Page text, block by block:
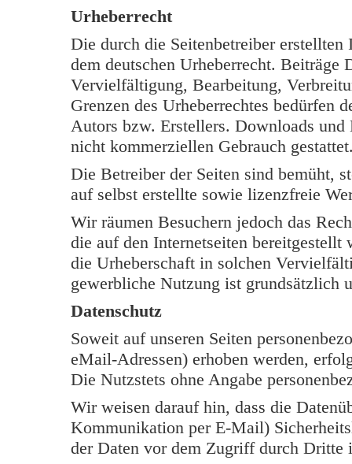
Urheberrecht
Die durch die Seitenbetreiber
dem deutschen Urheberrecht.
Vervielfältigung, Bearbeitung,
Grenzen des Urheberrechtes bedürfen
Autors bzw. Erstellers. Downloads
nicht kommerziellen Gebrauch
Die Betreiber der Seiten sind bemüht,
auf selbst erstellte sowie lizenzfreie
Wir räumen Besuchern jedoch das
die auf den Internetseiten
die Urheberschaft in solchen
gewerbliche Nutzung ist grundsätzlich
Datenschutz
Soweit auf unseren Seiten
eMail-Adressen) erhoben werden,
Die Nutzstets ohne Angabe
Wir weisen darauf hin, dass die
Kommunikation per E-Mail)
der Daten vor dem Zugriff durch Dritte